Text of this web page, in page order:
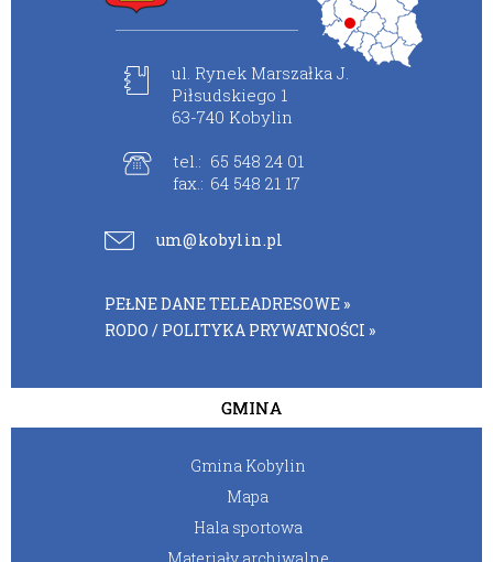
ul. Rynek Marszałka J.
Piłsudskiego 1
63-740 Kobylin
tel.: 65 548 24 01
fax.: 64 548 21 17
um@kobylin.pl
PEŁNE DANE TELEADRESOWE »
RODO / POLITYKA PRYWATNOŚCI »
GMINA
Gmina Kobylin
Mapa
Hala sportowa
Materiały archiwalne